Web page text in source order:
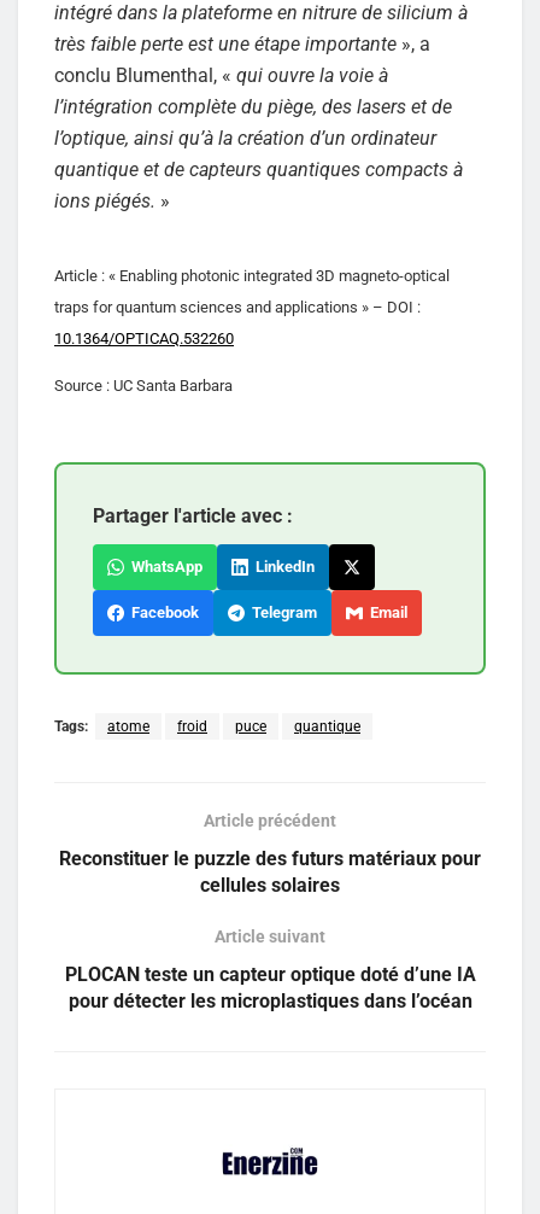
intégré dans la plateforme en nitrure de silicium à
très faible perte est une étape importante », a
conclu Blumenthal, « qui ouvre la voie à
l’intégration complète du piège, des lasers et de
l’optique, ainsi qu’à la création d’un ordinateur
quantique et de capteurs quantiques compacts à
ions piégés. »
Article : « Enabling photonic integrated 3D magneto-optical
traps for quantum sciences and applications » – DOI :
10.1364/OPTICAQ.532260
Source : UC Santa Barbara
Partager l'article avec :
WhatsApp LinkedIn
Facebook Telegram Email
Tags: atome froid puce quantique
Article précédent
Reconstituer le puzzle des futurs matériaux pour
cellules solaires
Article suivant
PLOCAN teste un capteur optique doté d’une IA
pour détecter les microplastiques dans l’océan